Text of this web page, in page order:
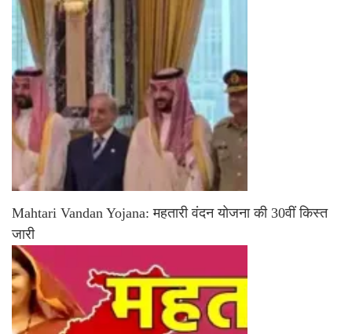
Mahtari Vandan Yojana: महतारी वंदन योजना की 30वीं किस्त
जारी